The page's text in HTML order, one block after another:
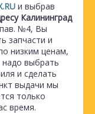
и выбрав
Калининград
№4, Вы
запчасти и
низким ценам,
выбрать
и сделать
выдачи мы
только
время.